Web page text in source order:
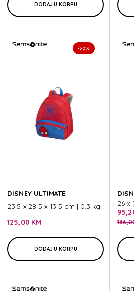
DODAJ U KORPU
-30%
DISNEY ULTIMATE
23.5 x 28.5 x 13.5 cm | 0.3 kg
125,00 KM
DODAJ U KORPU
26 x